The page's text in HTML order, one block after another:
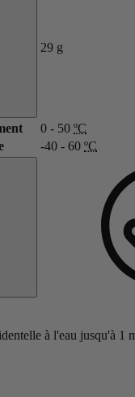
29 g
0 - 50 ºC
-40 - 60 ºC
à l'eau jusqu'à 1